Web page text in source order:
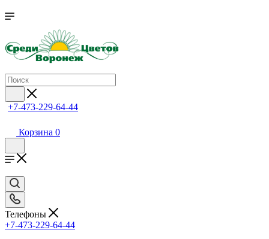
+7-473-229-64-44
Корзина 0
Телефоны
+7-473-229-64-44